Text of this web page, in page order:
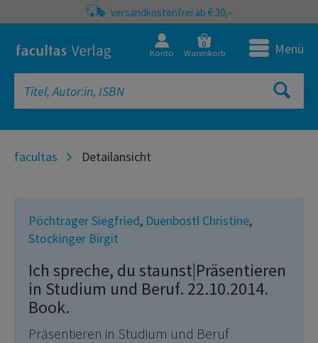
versandkostenfrei ab € 30,–
Konto
0
Warenkorb Menü
facultas Detailansicht
Pöchtrager Siegfried, Duenbostl Christine,
Stockinger Birgit
Ich spreche, du staunst|Präsentieren
in Studium und Beruf. 22.10.2014.
Book.
Präsentieren in Studium und Beruf